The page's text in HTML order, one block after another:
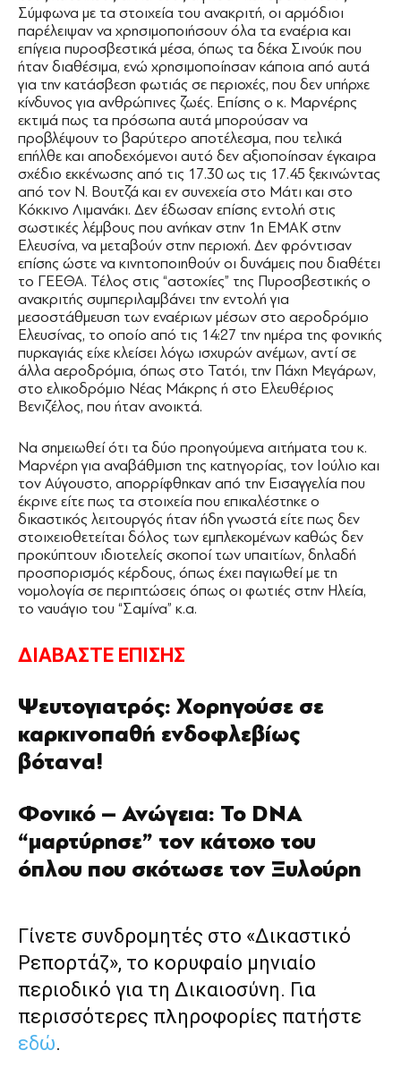
Σύμφωνα με τα στοιχεία του ανακριτή, οι αρμόδιοι
παρέλειψαν να χρησιμοποιήσουν όλα τα εναέρια και
επίγεια πυροσβεστικά μέσα, όπως τα δέκα Σινούκ που
ήταν διαθέσιμα, ενώ χρησιμοποίησαν κάποια από αυτά
για την κατάσβεση φωτιάς σε περιοχές, που δεν υπήρχε
κίνδυνος για ανθρώπινες ζωές. Επίσης ο κ. Μαρνέρης
εκτιμά πως τα πρόσωπα αυτά μπορούσαν να
προβλέψουν το βαρύτερο αποτέλεσμα, που τελικά
επήλθε και αποδεχόμενοι αυτό δεν αξιοποίησαν έγκαιρα
σχέδιο εκκένωσης από τις 17.30 ως τις 17.45 ξεκινώντας
από τον Ν. Βουτζά και εν συνεχεία στο Μάτι και στο
Κόκκινο Λιμανάκι. Δεν έδωσαν επίσης εντολή στις
σωστικές λέμβους που ανήκαν στην 1η ΕΜΑΚ στην
Ελευσίνα, να μεταβούν στην περιοχή. Δεν φρόντισαν
επίσης ώστε να κινητοποιηθούν οι δυνάμεις που διαθέτει
το ΓΕΕΘΑ. Τέλος στις “αστοχίες” της Πυροσβεστικής ο
ανακριτής συμπεριλαμβάνει την εντολή για
μεσοστάθμευση των εναέριων μέσων στο αεροδρόμιο
Ελευσίνας, το οποίο από τις 14:27 την ημέρα της φονικής
πυρκαγιάς είχε κλείσει λόγω ισχυρών ανέμων, αντί σε
άλλα αεροδρόμια, όπως στο Τατόι, την Πάχη Μεγάρων,
στο ελικοδρόμιο Νέας Μάκρης ή στο Ελευθέριος
Βενιζέλος, που ήταν ανοικτά.
Να σημειωθεί ότι τα δύο προηγούμενα αιτήματα του κ.
Μαρνέρη για αναβάθμιση της κατηγορίας, τον Ιούλιο και
τον Αύγουστο, απορρίφθηκαν από την Εισαγγελία που
έκρινε είτε πως τα στοιχεία που επικαλέστηκε ο
δικαστικός λειτουργός ήταν ήδη γνωστά είτε πως δεν
στοιχειοθετείται δόλος των εμπλεκομένων καθώς δεν
προκύπτουν ιδιοτελείς σκοποί των υπαιτίων, δηλαδή
προσπορισμός κέρδους, όπως έχει παγιωθεί με τη
νομολογία σε περιπτώσεις όπως οι φωτιές στην Ηλεία,
το ναυάγιο του “Σαμίνα” κ.α.
ΔΙΑΒΑΣΤΕ ΕΠΙΣΗΣ
Ψευτογιατρός: Χορηγούσε σε
καρκινοπαθή ενδοφλεβίως
βότανα!
Φονικό – Ανώγεια: Το DNA
“μαρτύρησε” τον κάτοχο του
όπλου που σκότωσε τον Ξυλούρη
Γίνετε συνδρομητές στο «Δικαστικό
Ρεπορτάζ», το κορυφαίο μηνιαίο
περιοδικό για τη Δικαιοσύνη. Για
περισσότερες πληροφορίες πατήστε
εδώ.